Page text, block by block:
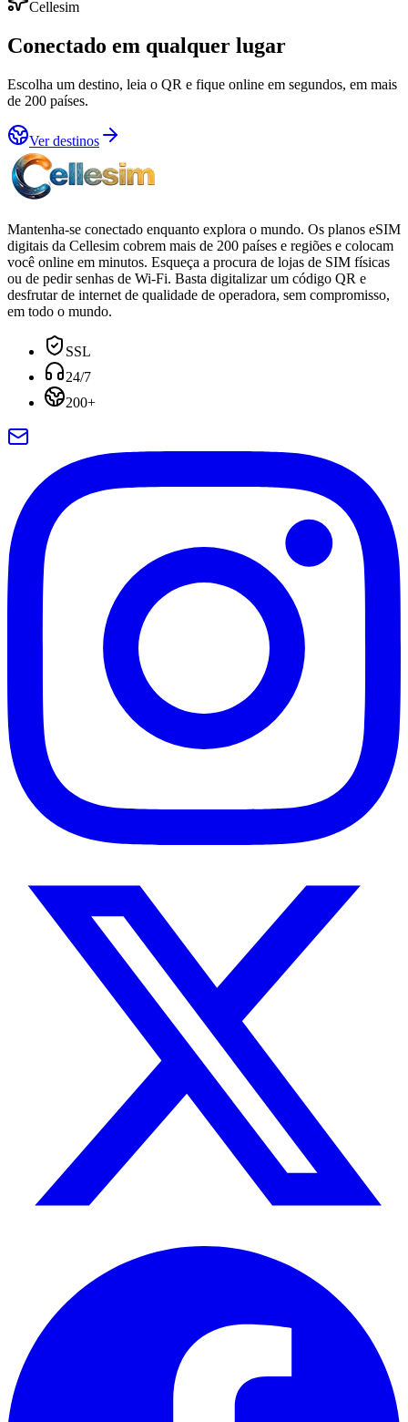
Cellesim
Conectado em qualquer lugar
Escolha um destino, leia o QR e fique online em segundos, em mais
de 200 países.
Ver destinos
Mantenha-se conectado enquanto explora o mundo. Os planos eSIM
digitais da Cellesim cobrem mais de 200 países e regiões e colocam
você online em minutos. Esqueça a procura de lojas de SIM físicas
ou de pedir senhas de Wi-Fi. Basta digitalizar um código QR e
desfrutar de internet de qualidade de operadora, sem compromisso,
em todo o mundo.
SSL
24/7
200+